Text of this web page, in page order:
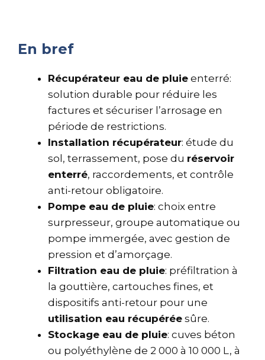
En bref
Récupérateur eau de pluie enterré:
solution durable pour réduire les
factures et sécuriser l’arrosage en
période de restrictions.
Installation récupérateur: étude du
sol, terrassement, pose du réservoir
enterré, raccordements, et contrôle
anti-retour obligatoire.
Pompe eau de pluie: choix entre
surpresseur, groupe automatique ou
pompe immergée, avec gestion de
pression et d’amorçage.
Filtration eau de pluie: préfiltration à
la gouttière, cartouches fines, et
dispositifs anti-retour pour une
utilisation eau récupérée sûre.
Stockage eau de pluie: cuves béton
ou polyéthylène de 2 000 à 10 000 L, à